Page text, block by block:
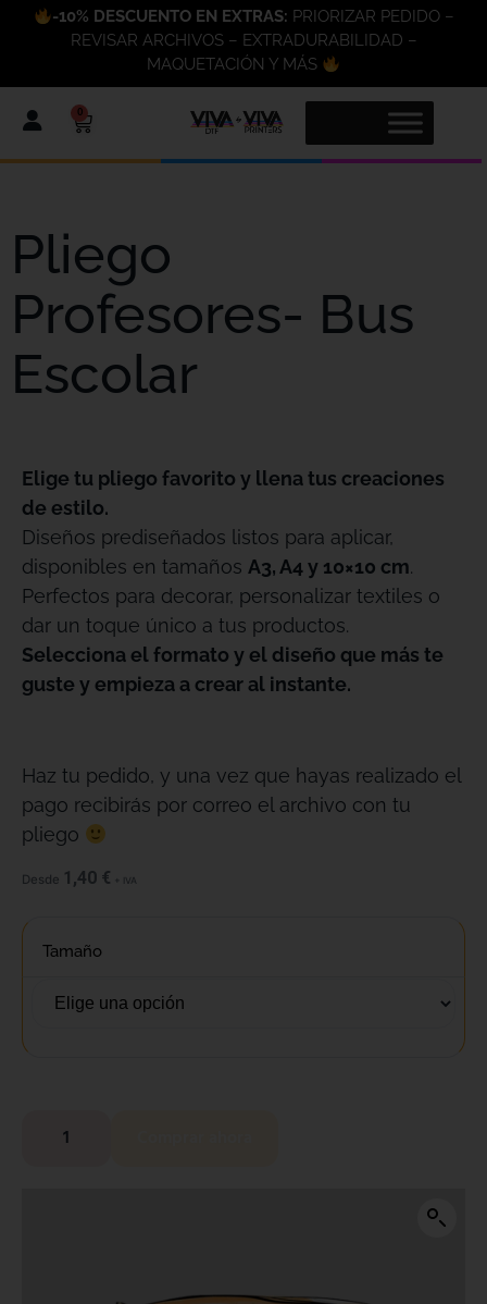
-10% DESCUENTO EN EXTRAS: PRIORIZAR PEDIDO –
REVISAR ARCHIVOS – EXTRADURABILIDAD –
MAQUETACIÓN Y MÁS
0
Pliego
Profesores- Bus
Escolar
Elige tu pliego favorito y llena tus creaciones
de estilo.
Diseños prediseñados listos para aplicar,
disponibles en tamaños A3, A4 y 10×10 cm.
Perfectos para decorar, personalizar textiles o
dar un toque único a tus productos.
Selecciona el formato y el diseño que más te
guste y empieza a crear al instante.
Haz tu pedido, y una vez que hayas realizado el
pago recibirás por correo el archivo con tu
pliego
Desde 1,40 € + IVA
Tamaño